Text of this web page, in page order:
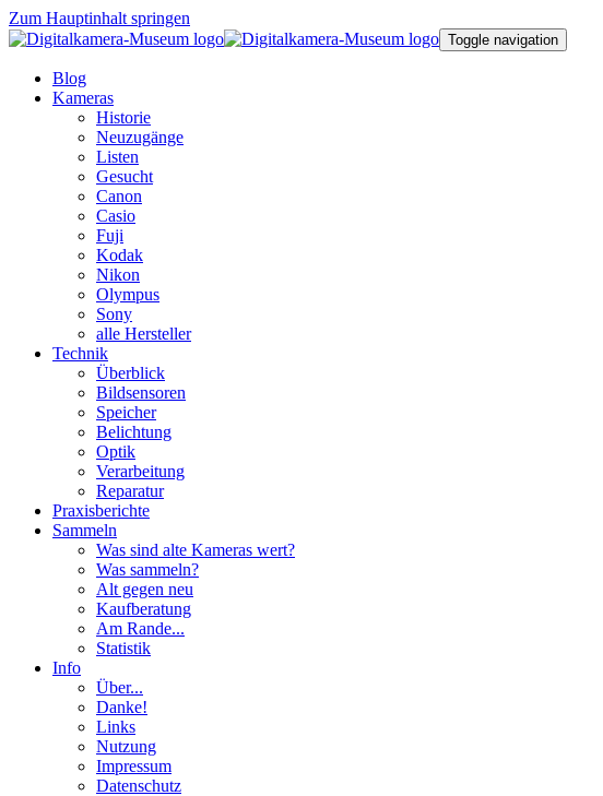
Zum Hauptinhalt springen
Toggle navigation
Blog
Kameras
Historie
Neuzugänge
Listen
Gesucht
Canon
Casio
Fuji
Kodak
Nikon
Olympus
Sony
alle Hersteller
Technik
Überblick
Bildsensoren
Speicher
Belichtung
Optik
Verarbeitung
Reparatur
Praxisberichte
Sammeln
Was sind alte Kameras wert?
Was sammeln?
Alt gegen neu
Kaufberatung
Am Rande...
Statistik
Info
Über...
Danke!
Links
Nutzung
Impressum
Datenschutz